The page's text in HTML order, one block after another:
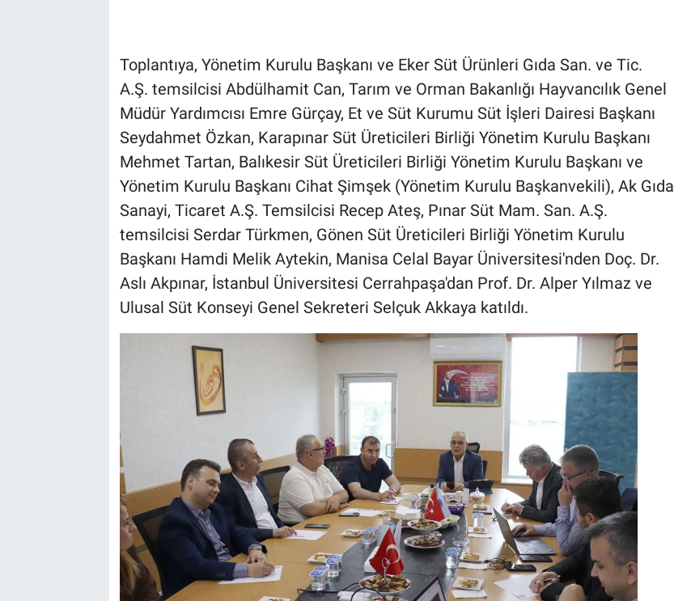
Toplantıya, Yönetim Kurulu Başkanı ve Eker Süt Ürünleri Gıda San. ve Tic.
A.Ş. temsilcisi Abdülhamit Can, Tarım ve Orman Bakanlığı Hayvancılık Genel
Müdür Yardımcısı Emre Gürçay, Et ve Süt Kurumu Süt İşleri Dairesi Başkanı
Seydahmet Özkan, Karapınar Süt Üreticileri Birliği Yönetim Kurulu Başkanı
Mehmet Tartan, Balıkesir Süt Üreticileri Birliği Yönetim Kurulu Başkanı ve
Yönetim Kurulu Başkanı Cihat Şimşek (Yönetim Kurulu Başkanvekili), Ak Gıda
Sanayi, Ticaret A.Ş. Temsilcisi Recep Ateş, Pınar Süt Mam. San. A.Ş.
temsilcisi Serdar Türkmen, Gönen Süt Üreticileri Birliği Yönetim Kurulu
Başkanı Hamdi Melik Aytekin, Manisa Celal Bayar Üniversitesi'nden Doç. Dr.
Aslı Akpınar, İstanbul Üniversitesi Cerrahpaşa'dan Prof. Dr. Alper Yılmaz ve
Ulusal Süt Konseyi Genel Sekreteri Selçuk Akkaya katıldı.